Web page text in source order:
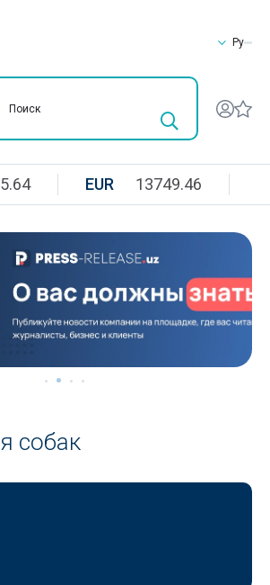
Ру
EUR 13749.46
собак